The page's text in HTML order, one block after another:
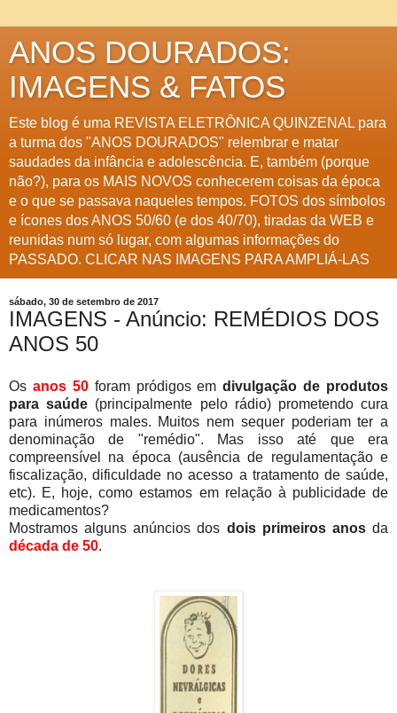
ANOS DOURADOS:
IMAGENS & FATOS
Este blog é uma REVISTA ELETRÔNICA QUINZENAL para
a turma dos "ANOS DOURADOS" relembrar e matar
saudades da infância e adolescência. E, também (porque
não?), para os MAIS NOVOS conhecerem coisas da época
e o que se passava naqueles tempos. FOTOS dos símbolos
e ícones dos ANOS 50/60 (e dos 40/70), tiradas da WEB e
reunidas num só lugar, com algumas informações do
PASSADO. CLICAR NAS IMAGENS PARA AMPLIÁ-LAS
sábado, 30 de setembro de 2017
IMAGENS - Anúncio: REMÉDIOS DOS
ANOS 50
Os anos 50foram pródigos emdivulgação de produtos
para saúde (principalmente pelo rádio) prometendo cura
para inúmeros males. Muitos nem sequer poderiam ter a
denominação de "remédio". Mas isso até que era
compreensível na época (ausência de regulamentação e
fiscalização, dificuldade no acesso a tratamento de saúde,
etc). E, hoje, como estamos em relação à publicidade de
medicamentos?
Mostramos alguns anúncios dos dois primeiros anosda
década de 50.